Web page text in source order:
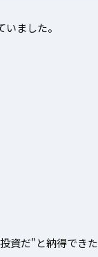
ました。
資だ"と納得でき